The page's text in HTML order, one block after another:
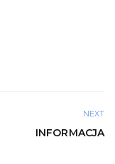
NEXT
INFORMACJA